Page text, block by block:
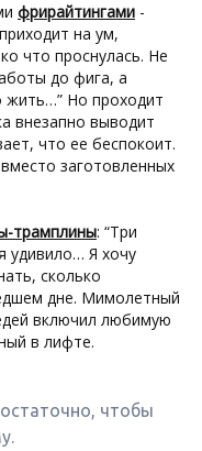
фрирайтингами -
на ум,
что проснулась. Не
до фига, а
жить…” Но проходит
внезапно выводит
что ее беспокоит.
заготовленных
трамплины: “Три
удивило… Я хочу
сколько
дне. Мимолетный
включил любимую
в лифте.
чтобы